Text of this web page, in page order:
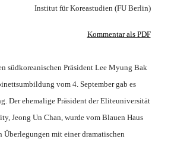
Institut für Koreastudien (FU Berlin)
Kommentar als PDF
südkoreanischen Präsident Lee Myung Bak
vom 4. September gab es
Der ehemalige Präsident der Eliteuniversität
Jeong Un Chan, wurde vom Blauen Haus
Überlegungen mit einer dramatischen